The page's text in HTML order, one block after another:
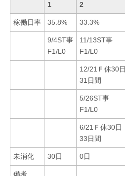
1 2
稼働日率 35.8% 33.3%
9/4ST事
F1/L0
11/13ST事
F1/L0
12/21Ｆ休30日
31日間
5/26ST事
F1/L0
6/21Ｆ休30日
33日間
未消化 30日 0日
備考